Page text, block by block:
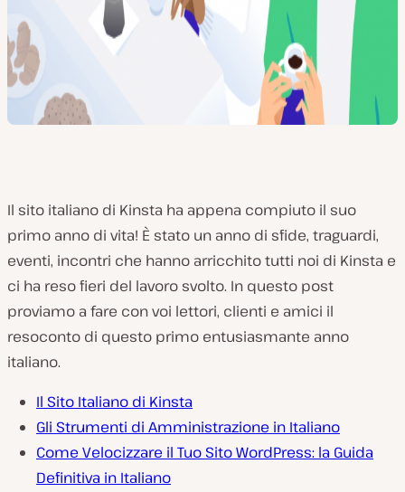
Il sito italiano di Kinsta ha appena compiuto il suo
primo anno di vita! È stato un anno di sfide, traguardi,
eventi, incontri che hanno arricchito tutti noi di Kinsta e
ci ha reso fieri del lavoro svolto. In questo post
proviamo a fare con voi lettori, clienti e amici il
resoconto di questo primo entusiasmante anno
italiano.
Il Sito Italiano di Kinsta
Gli Strumenti di Amministrazione in Italiano
Come Velocizzare il Tuo Sito WordPress: la Guida
Definitiva in Italiano